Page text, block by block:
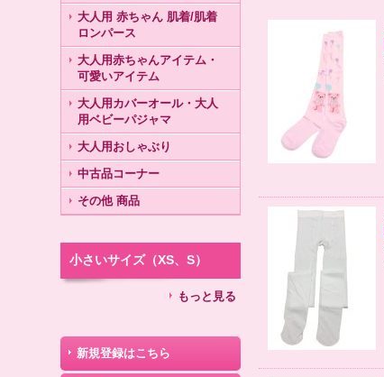
大人用 赤ちゃん 肌着/肌着
ロンパース
大人用赤ちゃんアイテム・
可愛いアイテム
大人用カバーオール・大人
用ベビーパジャマ
大人用おしゃぶり
中古品コーナー
その他 商品
小さいサイズ（XS、S）
もっと見る
新規登録はこちら